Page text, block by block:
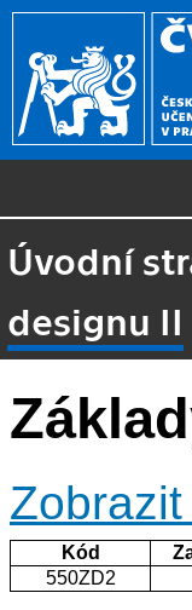
Úvodní
designu II
Kód
550ZD2